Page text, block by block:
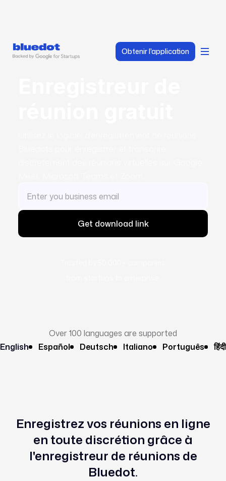
Obtenir l'application
Over 100 languages are supported
English
Español Deutsch Italiano Português हिंदी
Enregistrez vos réunions en ligne
en toute discrétion grâce à
l'enregistreur de réunions de
Bluedot.